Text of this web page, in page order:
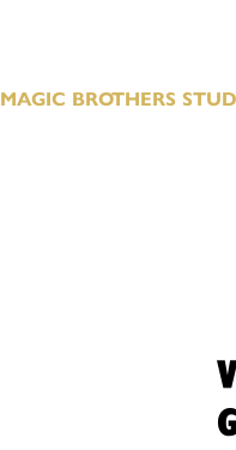
MAGIC BROTHERS